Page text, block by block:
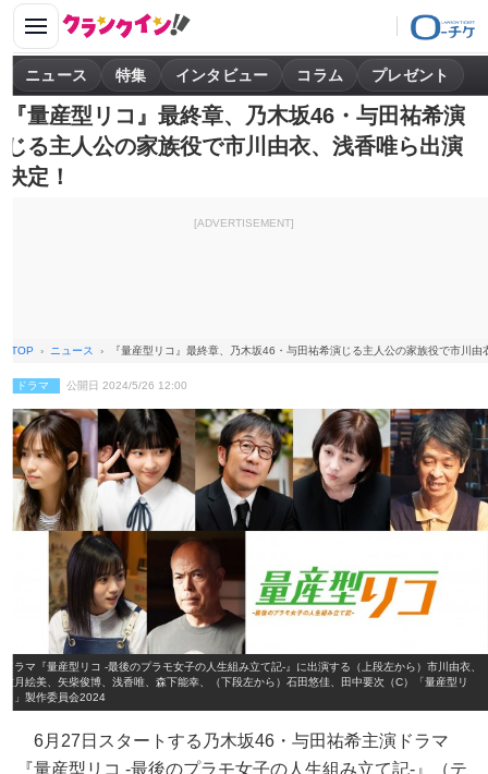
ニュース 特集 インタビュー コラム プレゼント
『量産型リコ』最終章、乃木坂46・与田祐希演
じる主人公の家族役で市川由衣、浅香唯ら出演
決定！
[ADVERTISEMENT]
TOP ニュース 『量産型リコ』最終章、乃木坂46・与田祐希演じる主人公の家族役で市川
ドラマ 公開日 2024/5/26 12:00
ドラマ『量産型リコ ‐最後のプラモ女子の人生組み立て記‐』に出演する（上段左から）市川由衣、
佐月絵美、矢柴俊博、浅香唯、森下能幸、（下段左から）石田悠佳、田中要次（C）「量産型リ
コ」製作委員会2024
6月27日スタートする乃木坂46・与田祐希主演ドラマ
『量産型リコ -最後のプラモ女子の人生組み立て記-』（テ